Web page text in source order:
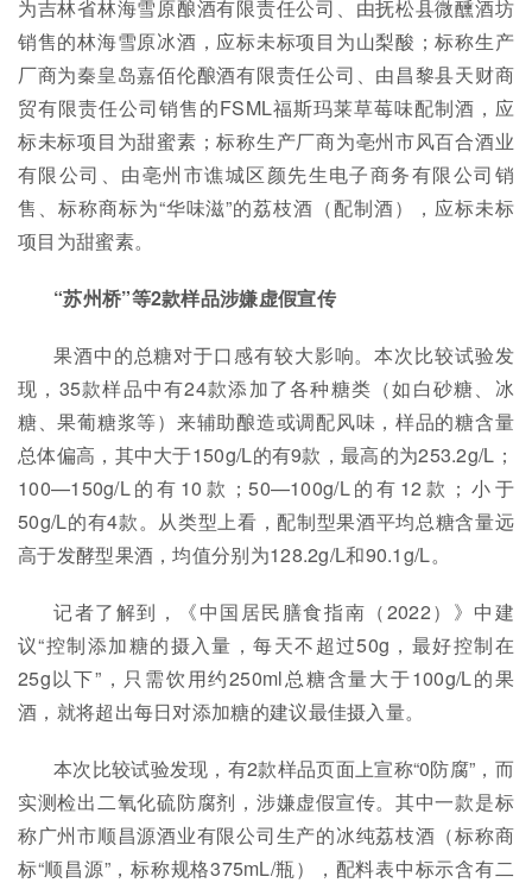
为吉林省林海雪原酿酒有限责任公司、由抚松县微醺酒坊
销售的林海雪原冰酒，应标未标项目为山梨酸；标称生产
厂商为秦皇岛嘉佰伦酿酒有限责任公司、由昌黎县天财商
贸有限责任公司销售的FSML福斯玛莱草莓味配制酒，应
标未标项目为甜蜜素；标称生产厂商为亳州市风百合酒业
有限公司、由亳州市谯城区颜先生电子商务有限公司销
售、标称商标为“华味滋”的荔枝酒（配制酒），应标未标
项目为甜蜜素。
“苏州桥”等2款样品涉嫌虚假宣传
果酒中的总糖对于口感有较大影响。本次比较试验发
现，35款样品中有24款添加了各种糖类（如白砂糖、冰
糖、果葡糖浆等）来辅助酿造或调配风味，样品的糖含量
总体偏高，其中大于150g/L的有9款，最高的为253.2g/L；
100—150g/L的有10款；50—100g/L的有12款；小于
50g/L的有4款。从类型上看，配制型果酒平均总糖含量远
高于发酵型果酒，均值分别为128.2g/L和90.1g/L。
记者了解到，《中国居民膳食指南（2022）》中建
议“控制添加糖的摄入量，每天不超过50g，最好控制在
25g以下”，只需饮用约250ml总糖含量大于100g/L的果
酒，就将超出每日对添加糖的建议最佳摄入量。
本次比较试验发现，有2款样品页面上宣称“0防腐”，而
实测检出二氧化硫防腐剂，涉嫌虚假宣传。其中一款是标
称广州市顺昌源酒业有限公司生产的冰纯荔枝酒（标称商
标“顺昌源”，标称规格375mL/瓶），配料表中标示含有二